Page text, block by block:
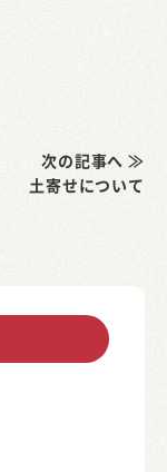
次の記事へ ≫
土寄せについて